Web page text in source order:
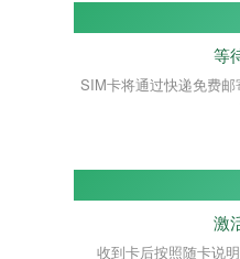
等
SIM卡将通过快递免费
激
收到卡后按照随卡说